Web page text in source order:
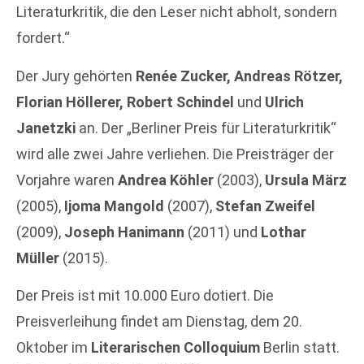
Literaturkritik, die den Leser nicht abholt, sondern
fordert.“
Der Jury gehörten Renée Zucker, Andreas Rötzer,
Florian Höllerer, Robert Schindel und Ulrich
Janetzki an. Der „Berliner Preis für Literaturkritik“
wird alle zwei Jahre verliehen. Die Preisträger der
Vorjahre waren Andrea Köhler (2003), Ursula März
(2005), Ijoma Mangold (2007), Stefan Zweifel
(2009), Joseph Hanimann (2011) und Lothar
Müller (2015).
Der Preis ist mit 10.000 Euro dotiert. Die
Preisverleihung findet am Dienstag, dem 20.
Oktober im Literarischen Colloquium Berlin statt.